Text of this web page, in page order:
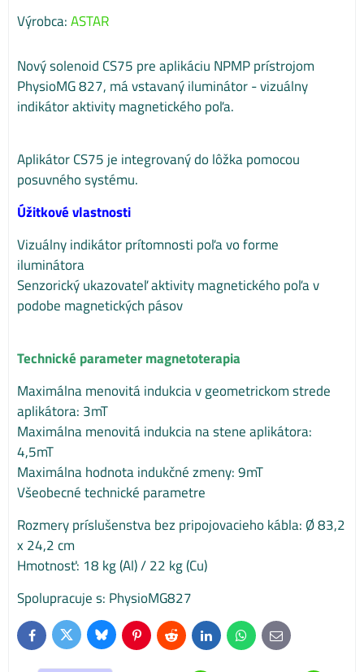
Výrobca:ASTAR
Nový solenoid CS75 pre aplikáciu NPMP prístrojom
PhysioMG 827, má vstavaný iluminátor - vizuálny
indikátor aktivity magnetického poľa.
Aplikátor CS75 je integrovaný do lôžka pomocou
posuvného systému.
Úžitkové vlastnosti
Vizuálny indikátor prítomnosti poľa vo forme
iluminátora
Senzorický ukazovateľ aktivity magnetického poľa v
podobe magnetických pásov
Technické parameter magnetoterapia
Maximálna menovitá indukcia v geometrickom strede
aplikátora: 3mT
Maximálna menovitá indukcia na stene aplikátora:
4,5mT
Maximálna hodnota indukčné zmeny: 9mT
Všeobecné technické parametre
Rozmery príslušenstva bez pripojovacieho kábla: Ø 83,2
x 24,2 cm
Hmotnosť: 18 kg (Al) / 22 kg (Cu)
Spolupracuje s: PhysioMG827
FacebookTwitterBlueskyPinterestReddit LinkedInWhatsApp
E-
mail